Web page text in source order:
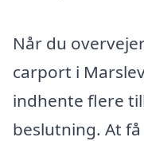
Når du
carport i
indhente flere
beslutning. At